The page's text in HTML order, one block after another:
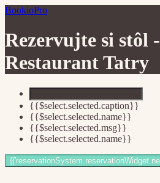
BookioPro
Rezervujte si stôl -
Restaurant Tatry
{{$select.selected.caption}}
{{$select.selected.name}}
{{$select.selected.msg}}
{{$select.selected.name}}